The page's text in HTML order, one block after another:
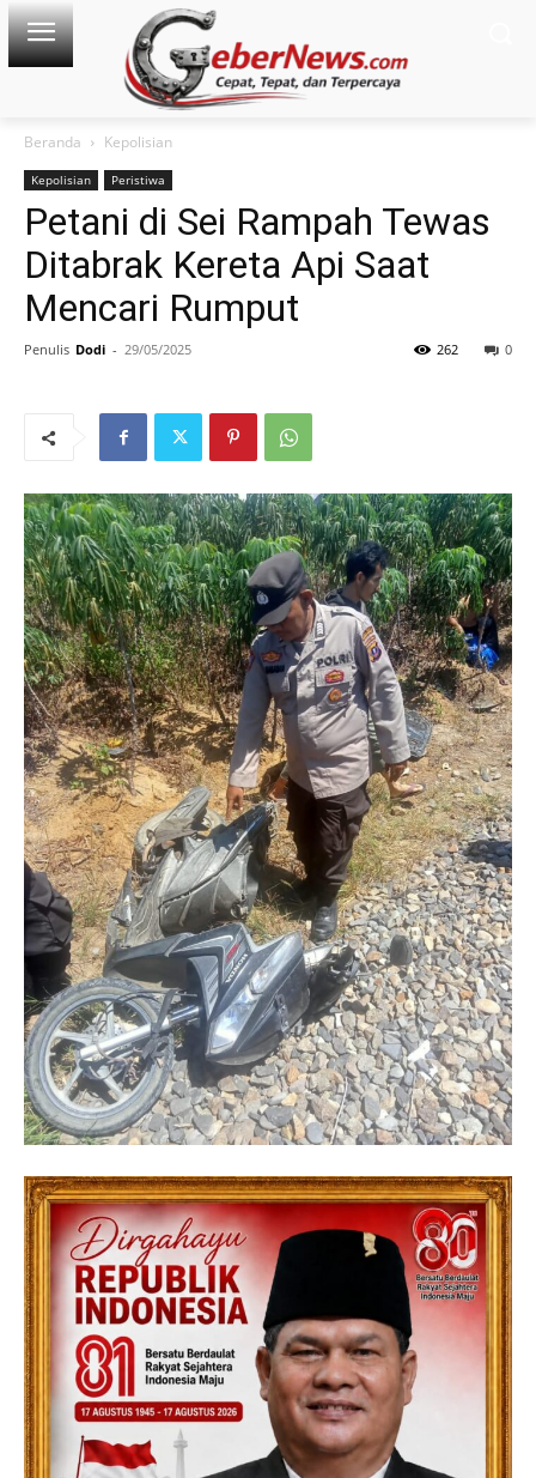
Beranda Kepolisian
Kepolisian Peristiwa
Petani di Sei Rampah Tewas
Ditabrak Kereta Api Saat
Mencari Rumput
Penulis Dodi - 29/05/2025 0
262